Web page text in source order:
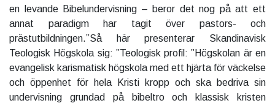
en levande Bibelundervisning – beror det nog på att ett
annat paradigm har tagit över pastors- och
prästutbildningen.”Så här presenterar Skandinavisk
Teologisk Högskola sig: ”Teologisk profil: ”Högskolan är en
evangelisk karismatisk högskola med ett hjärta för väckelse
och öppenhet för hela Kristi kropp och ska bedriva sin
undervisning grundad på bibeltro och klassisk kristen